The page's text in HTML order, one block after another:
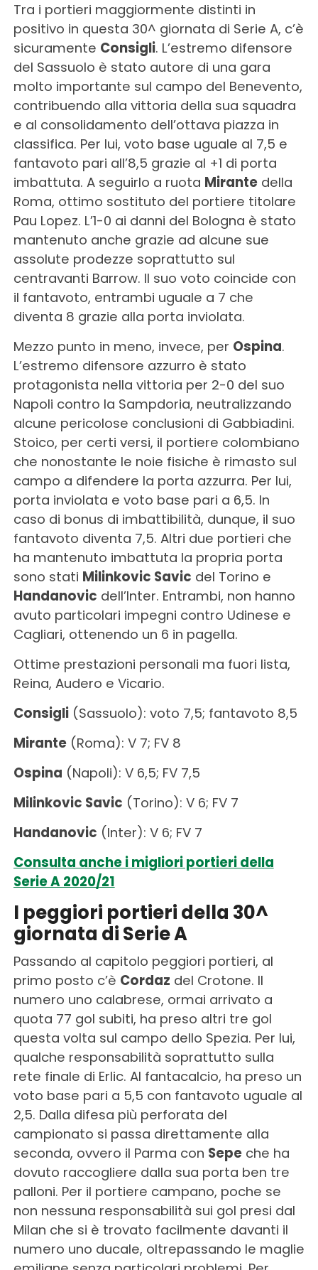
Tra i portieri maggiormente distinti in
positivo in questa 30^ giornata di Serie A, c’è
sicuramente Consigli. L’estremo difensore
del Sassuolo è stato autore di una gara
molto importante sul campo del Benevento,
contribuendo alla vittoria della sua squadra
e al consolidamento dell’ottava piazza in
classifica. Per lui, voto base uguale al 7,5 e
fantavoto pari all’8,5 grazie al +1 di porta
imbattuta. A seguirlo a ruota Mirantedella
Roma, ottimo sostituto del portiere titolare
Pau Lopez. L’1-0 ai danni del Bologna è stato
mantenuto anche grazie ad alcune sue
assolute prodezze soprattutto sul
centravanti Barrow. Il suo voto coincide con
il fantavoto, entrambi uguale a 7 che
diventa 8 grazie alla porta inviolata.
Mezzo punto in meno, invece, per Ospina.
L’estremo difensore azzurro è stato
protagonista nella vittoria per 2-0 del suo
Napoli contro la Sampdoria, neutralizzando
alcune pericolose conclusioni di Gabbiadini.
Stoico, per certi versi, il portiere colombiano
che nonostante le noie fisiche è rimasto sul
campo a difendere la porta azzurra. Per lui,
porta inviolata e voto base pari a 6,5. In
caso di bonus di imbattibilità, dunque, il suo
fantavoto diventa 7,5. Altri due portieri che
ha mantenuto imbattuta la propria porta
sono stati Milinkovic Savic del Torino e
Handanovic dell’Inter. Entrambi, non hanno
avuto particolari impegni contro Udinese e
Cagliari, ottenendo un 6 in pagella.
Ottime prestazioni personali ma fuori lista,
Reina, Audero e Vicario.
Consigli(Sassuolo): voto 7,5; fantavoto 8,5
Mirante(Roma): V 7; FV 8
Ospina (Napoli): V 6,5; FV 7,5
Milinkovic Savic (Torino): V 6; FV 7
Handanovic (Inter): V 6; FV 7
Consulta anche i migliori portieri della
Serie A 2020/21
I peggiori portieri della 30^
giornata di Serie A
Passando al capitolo peggiori portieri, al
primo posto c’è Cordaz del Crotone. Il
numero uno calabrese, ormai arrivato a
quota 77 gol subiti, ha preso altri tre gol
questa volta sul campo dello Spezia. Per lui,
qualche responsabilità soprattutto sulla
rete finale di Erlic. Al fantacalcio, ha preso un
voto base pari a 5,5 con fantavoto uguale al
2,5. Dalla difesa più perforata del
campionato si passa direttamente alla
seconda, ovvero il Parma con Sepeche ha
dovuto raccogliere dalla sua porta ben tre
palloni. Per il portiere campano, poche se
non nessuna responsabilità sui gol presi dal
Milan che si è trovato facilmente davanti il
numero uno ducale, oltrepassando le maglie